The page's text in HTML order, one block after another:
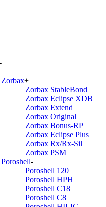
-
Zorbax+
Zorbax StableBond
Zorbax Eclipse XDB
Zorbax Extend
Zorbax Original
Zorbax Bonus-RP
Zorbax Eclipse Plus
Zorbax Rx/Rx-Sil
Zorbax PSM
Poroshell-
Poroshell 120
Poroshell HPH
Poroshell C18
Poroshell C8